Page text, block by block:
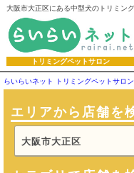
大阪市大正区にある中型犬のトリミン
トリミングペットサロン
らいらいネット トリミングペットサロン
エリアから店舗を
大阪市大正区